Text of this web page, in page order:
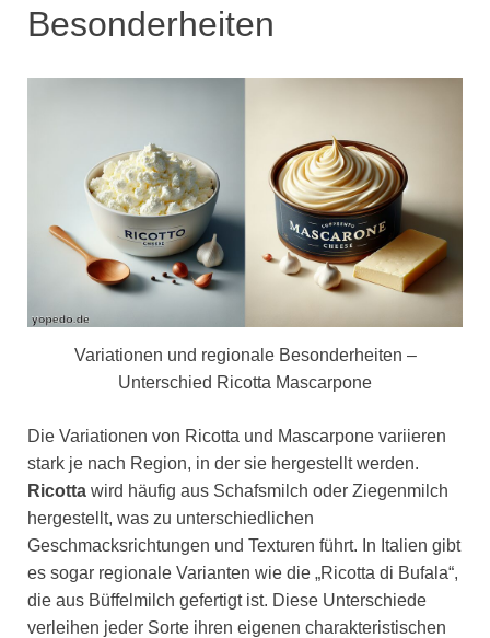
Besonderheiten
Variationen und regionale Besonderheiten –
Unterschied Ricotta Mascarpone
Die Variationen von Ricotta und Mascarpone variieren
stark je nach Region, in der sie hergestellt werden.
Ricotta wird häufig aus Schafsmilch oder Ziegenmilch
hergestellt, was zu unterschiedlichen
Geschmacksrichtungen und Texturen führt. In Italien gibt
es sogar regionale Varianten wie die „Ricotta di Bufala“,
die aus Büffelmilch gefertigt ist. Diese Unterschiede
verleihen jeder Sorte ihren eigenen charakteristischen